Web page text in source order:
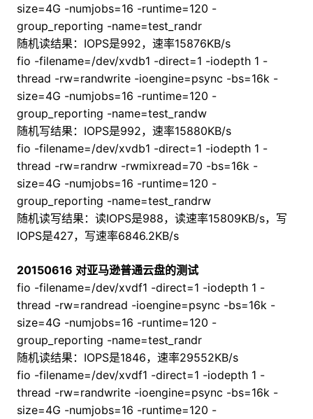
size=4G -numjobs=16 -runtime=120 -
group_reporting -name=test_randr
随机读结果：IOPS是992，速率15876KB/s
fio -filename=/dev/xvdb1 -direct=1 -iodepth 1 -
thread -rw=randwrite -ioengine=psync -bs=16k -
size=4G -numjobs=16 -runtime=120 -
group_reporting -name=test_randw
随机写结果：IOPS是992，速率15880KB/s
fio -filename=/dev/xvdb1 -direct=1 -iodepth 1 -
thread -rw=randrw -rwmixread=70 -bs=16k -
size=4G -numjobs=16 -runtime=120 -
group_reporting -name=test_randrw
随机读写结果：读IOPS是988，读速率15809KB/s，写
IOPS是427，写速率6846.2KB/s
20150616 对亚马逊普通云盘的测试
fio -filename=/dev/xvdf1 -direct=1 -iodepth 1 -
thread -rw=randread -ioengine=psync -bs=16k -
size=4G -numjobs=16 -runtime=120 -
group_reporting -name=test_randr
随机读结果：IOPS是1846，速率29552KB/s
fio -filename=/dev/xvdf1 -direct=1 -iodepth 1 -
thread -rw=randwrite -ioengine=psync -bs=16k -
size=4G -numjobs=16 -runtime=120 -